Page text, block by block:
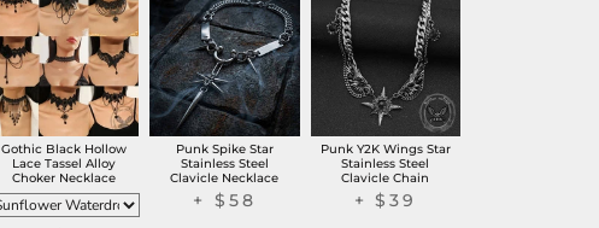
Gothic Black Hollow
Lace Tassel Alloy
Choker Necklace
Punk Spike Star
Stainless Steel
Clavicle Necklace
+ $58
Punk Y2K Wings Star
Stainless Steel
Clavicle Chain
+ $39